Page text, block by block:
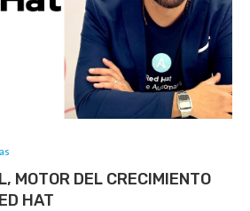
MOTOR DEL CRECIMIENTO
HAT